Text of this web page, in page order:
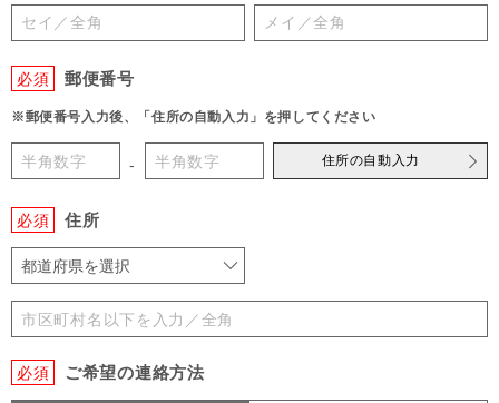
必須 郵便番号
※郵便番号入力後、「住所の自動入力」を押してください
- 住所の自動入力
必須 住所
都道府県を選択
必須 ご希望の連絡方法